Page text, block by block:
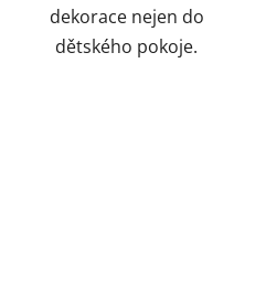
dekorace nejen do
dětského pokoje.